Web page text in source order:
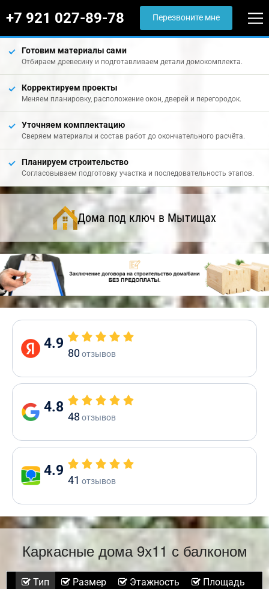
+7 921 027-89-78 Перезвоните мне
Готовим материалы сами
Отбираем древесину и подготавливаем детали домокомплекта.
Корректируем проекты
Меняем планировку, расположение окон, дверей и перегородок.
Уточняем комплектацию
Сверяем материалы и состав работ до окончательного расчёта.
Планируем строительство
Согласовываем подготовку участка и последовательность этапов.
Дома под ключ в Мытищах
4.9
80отзывов
4.8
48 отзывов
4.9
41 отзывов
Каркасные дома 9х11 с балконом
Тип Размер Этажность
Площадь